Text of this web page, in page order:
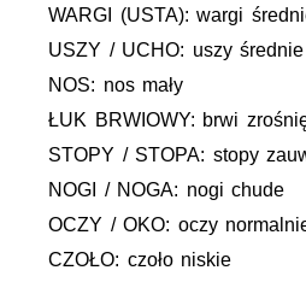
WARGI (USTA): wargi
USZY / UCHO: uszy średnie
NOS: nos mały
ŁUK BRWIOWY: brwi
STOPY / STOPA: stopy
NOGI / NOGA: nogi chude
OCZY / OKO: oczy
CZOŁO: czoło niskie